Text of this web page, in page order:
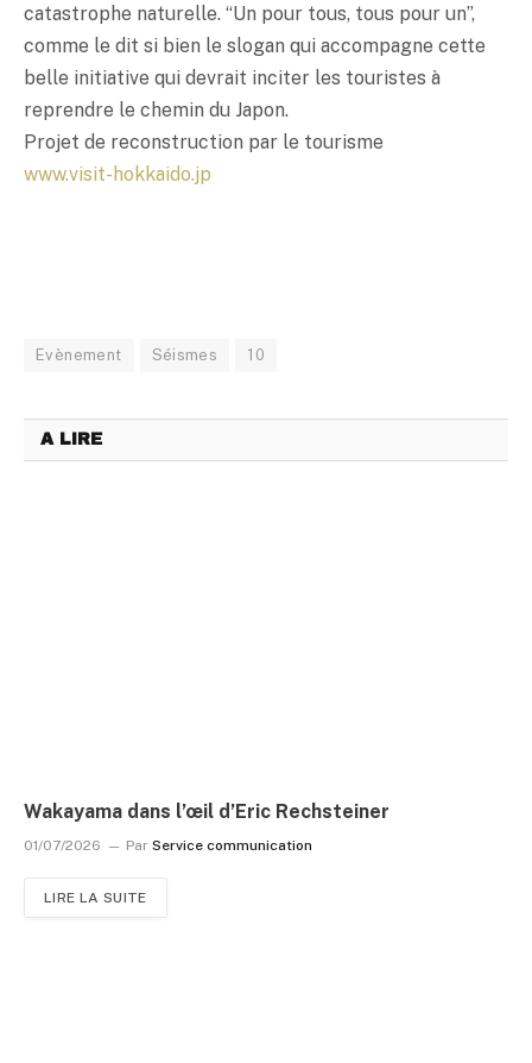
catastrophe naturelle. “Un pour tous, tous pour un”,
comme le dit si bien le slogan qui accompagne cette
belle initiative qui devrait inciter les touristes à
reprendre le chemin du Japon.
Projet de reconstruction par le tourisme
www.visit-hokkaido.jp
Evènement Séismes 10
A LIRE
Wakayama dans l’œil d’Eric Rechsteiner
01/07/2026 Par Service communication
LIRE LA SUITE